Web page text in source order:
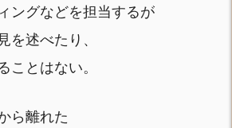
ングなどを担当するが
を述べたり、
ことはない。
ら離れた